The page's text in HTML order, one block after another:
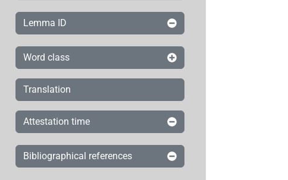
Lemma ID
Word class
Translation
Attestation time
Bibliographical references